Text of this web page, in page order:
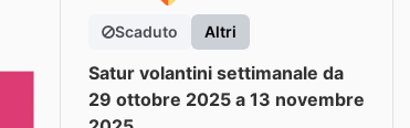
Scaduto Altri
Satur volantini settimanale da
29 ottobre 2025 a 13 novembre